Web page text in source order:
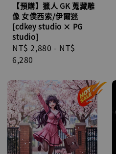
【預購】獵人 GK 蒐藏雕
像 女僕西索/伊爾迷
[cdkey studio × PG
studio]
Regular
price
NT$ 2,880 - NT$
6,280